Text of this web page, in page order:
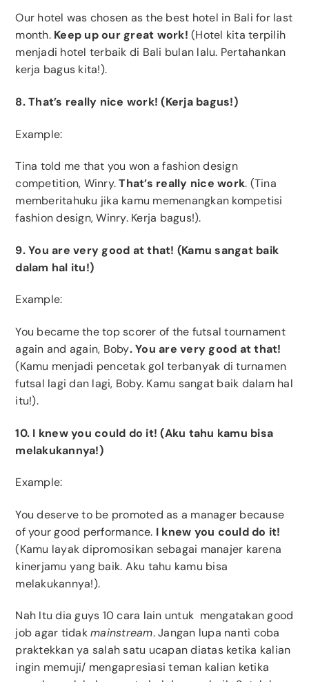
Our hotel was chosen as the best hotel in Bali for last
month. Keep up our great work!(Hotel kita terpilih
menjadi hotel terbaik di Bali bulan lalu. Pertahankan
kerja bagus kita!).
8. That’s really nice work! (Kerja bagus!)
Example:
Tina told me that you won a fashion design
competition, Winry.That’s really nice work. (Tina
memberitahuku jika kamu memenangkan kompetisi
fashion design, Winry. Kerja bagus!).
9. You are very good at that! (Kamu sangat baik
dalam hal itu!)
Example:
You became the top scorer of the futsal tournament
again and again, Boby. You are very good at that!
(Kamu menjadi pencetak gol terbanyak di turnamen
futsal lagi dan lagi, Boby. Kamu sangat baik dalam hal
itu!).
10. I knew you could do it! (Aku tahu kamu bisa
melakukannya!)
Example:
You deserve to be promoted as a manager because
of your good performance. I knew you could do it!
(Kamu layak dipromosikan sebagai manajer karena
kinerjamu yang baik. Aku tahu kamu bisa
melakukannya!).
Nah Itu dia guys 10 cara lain untuk mengatakan good
job agar tidakmainstream. Jangan lupa nanti coba
praktekkan ya salah satu ucapan diatas ketika kalian
ingin memuji/ mengapresiasi teman kalian ketika